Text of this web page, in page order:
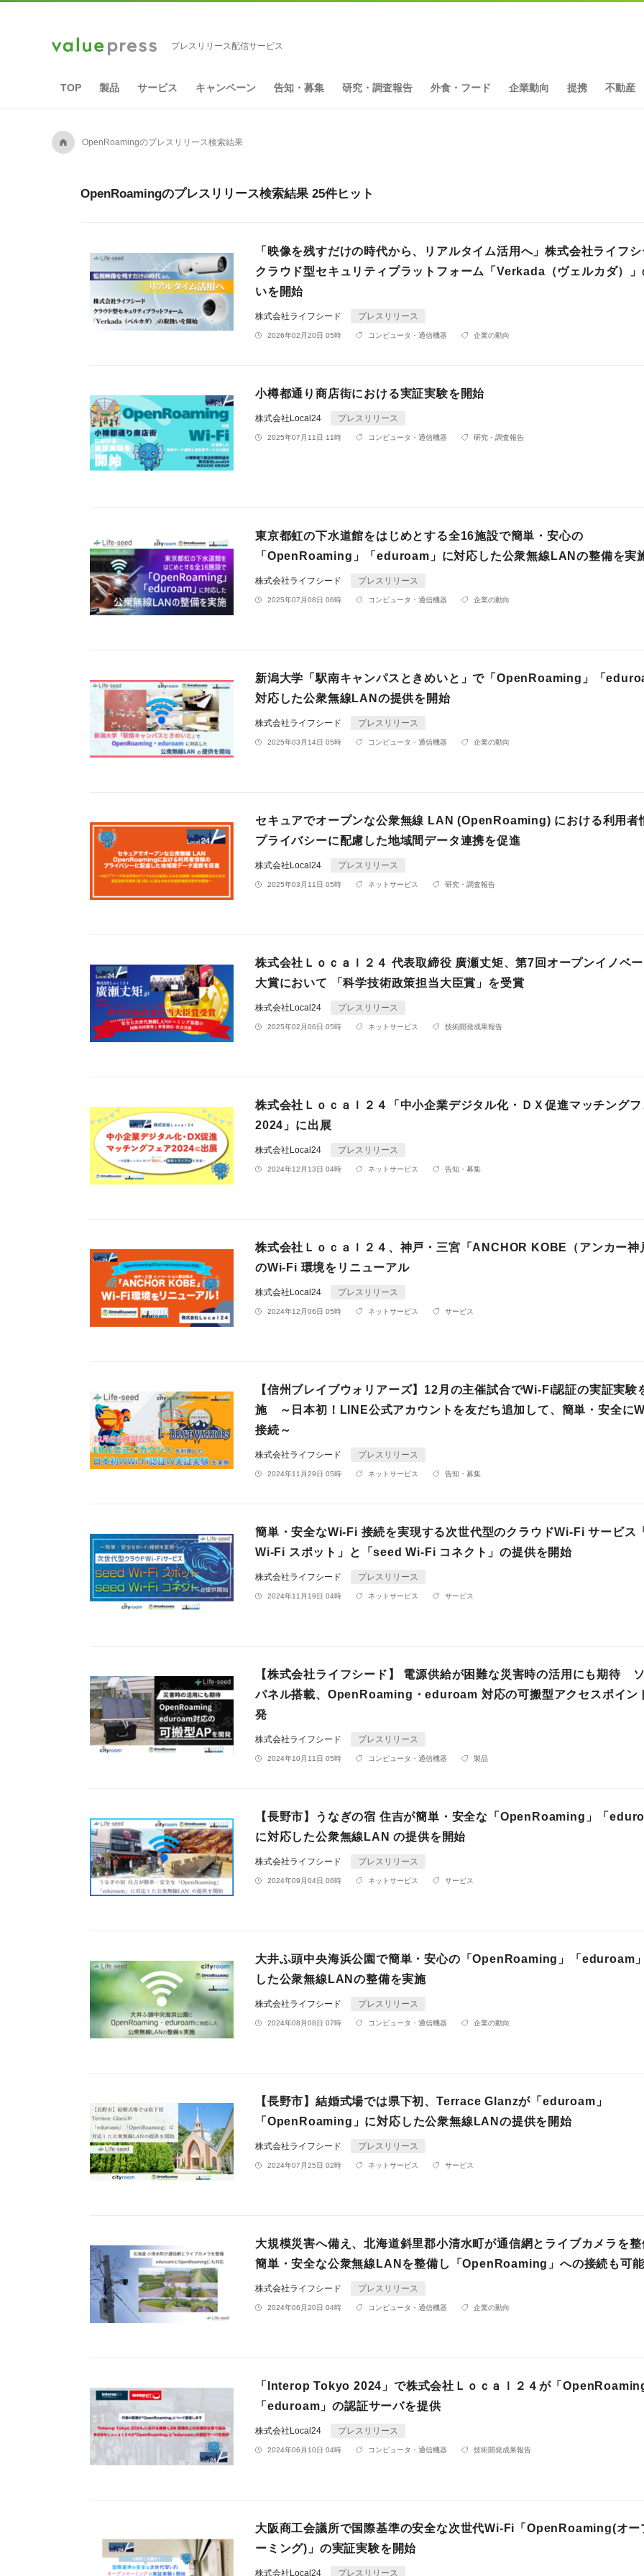
プレスリリース配信サービス
TOP 製品 サービス キャンペーン 告知・募集 研究・調査報告 外食・フード 企業動向 提携 不動産
A OpenRoamingのプレスリリース検索結果
OpenRoamingのプレスリリース検索結果 25件ヒット
「映像を残すだけの時代から、リアルタイム活用へ」株式会社ライフシ
クラウド型セキュリティプラットフォーム「Verkada（ヴェルカダ）」
いを開始
株式会社ライフシード プレスリリース
2026年02月20日 05時 コンピュータ・通信機器 企業の動向
小樽都通り商店街における実証実験を開始
株式会社Local24 プレスリリース
2025年07月11日 11時 コンピュータ・通信機器 研究・調査報告
東京都虹の下水道館をはじめとする全16施設で簡単・安心の
「OpenRoaming」「eduroam」に対応した公衆無線LANの整備を実
株式会社ライフシード プレスリリース
2025年07月08日 06時 コンピュータ・通信機器 企業の動向
新潟大学「駅南キャンパスときめいと」で「OpenRoaming」「
対応した公衆無線LANの提供を開始
株式会社ライフシード プレスリリース
2025年03月14日 05時 コンピュータ・通信機器 企業の動向
セキュアでオープンな公衆無線 LAN (OpenRoaming) における利用者
プライバシーに配慮した地域間データ連携を促進
株式会社Local24 プレスリリース
2025年03月11日 05時 ネットサービス 研究・調査報告
株式会社Ｌｏｃａｌ２４ 代表取締役 廣瀬丈矩、第7回オープンイノベ
大賞において 「科学技術政策担当大臣賞」を受賞
株式会社Local24 プレスリリース
2025年02月06日 05時 ネットサービス 技術開発成果報告
株式会社Ｌｏｃａｌ２４「中小企業デジタル化・ＤＸ促進マッチングフ
2024」に出展
株式会社Local24 プレスリリース
2024年12月13日 04時 ネットサービス 告知・募集
株式会社Ｌｏｃａｌ２４、神戸・三宮「ANCHOR KOBE（アンカー神
のWi-Fi 環境をリニューアル
株式会社Local24 プレスリリース
2024年12月06日 05時 ネットサービス サービス
【信州ブレイブウォリアーズ】12月の主催試合でWi-Fi認証の実証実験
施 ～日本初！LINE公式アカウントを友だち追加して、簡単・安全に
接続～
株式会社ライフシード プレスリリース
2024年11月29日 05時 ネットサービス 告知・募集
簡単・安全なWi-Fi 接続を実現する次世代型のクラウドWi-Fi サービス
Wi-Fi スポット」と「seed Wi-Fi コネクト」の提供を開始
株式会社ライフシード プレスリリース
2024年11月19日 04時 ネットサービス サービス
【株式会社ライフシード】 電源供給が困難な災害時の活⽤にも期待
パネル搭載、OpenRoaming・eduroam 対応の可搬型アクセスポイン
発
株式会社ライフシード プレスリリース
2024年10月11日 05時 コンピュータ・通信機器 製品
【長野市】うなぎの宿 住吉が簡単・安全な「OpenRoaming」「
に対応した公衆無線LAN の提供を開始
株式会社ライフシード プレスリリース
2024年09月04日 06時 ネットサービス サービス
大井ふ頭中央海浜公園で簡単・安心の「OpenRoaming」「eduroam
した公衆無線LANの整備を実施
株式会社ライフシード プレスリリース
2024年08月08日 07時 コンピュータ・通信機器 企業の動向
【長野市】結婚式場では県下初、Terrace Glanzが「eduroam」
「OpenRoaming」に対応した公衆無線LANの提供を開始
株式会社ライフシード プレスリリース
2024年07月25日 02時 ネットサービス サービス
大規模災害へ備え、北海道斜里郡小清水町が通信網とライブカメラを
簡単・安全な公衆無線LANを整備し「OpenRoaming」への接続も可能
株式会社ライフシード プレスリリース
2024年06月20日 04時 コンピュータ・通信機器 企業の動向
「Interop Tokyo 2024」で株式会社Ｌｏｃａｌ２４が「
「eduroam」の認証サーバを提供
株式会社Local24 プレスリリース
2024年06月10日 04時 コンピュータ・通信機器 技術開発成果報告
大阪商工会議所で国際基準の安全な次世代Wi-Fi「OpenRoaming(オー
ーミング)」の実証実験を開始
株式会社Local24 プレスリリース